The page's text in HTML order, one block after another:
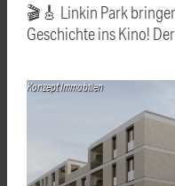
🎬🎸 Linkin Park
Geschichte ins Kino!
Konzept Immobilien